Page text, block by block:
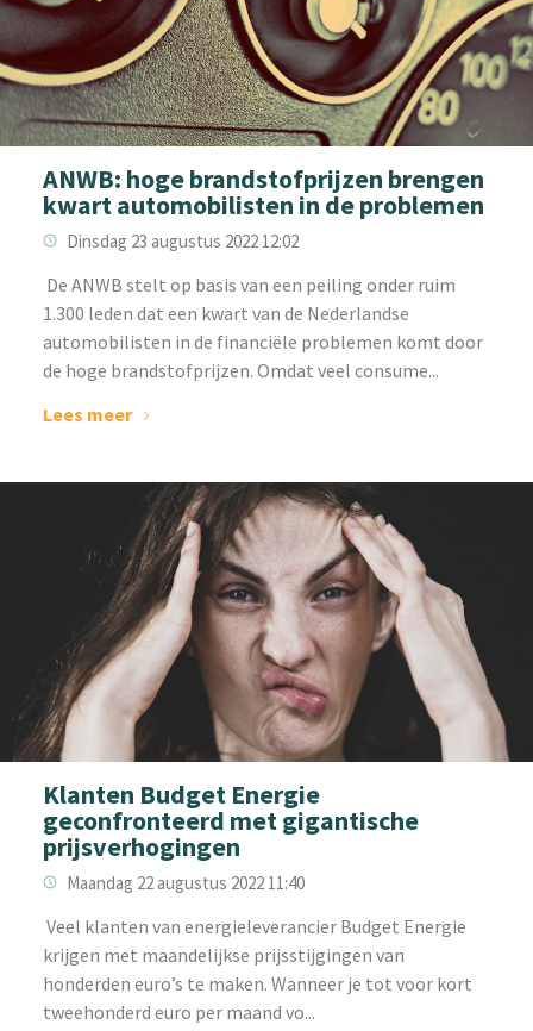
ANWB: hoge brandstofprijzen brengen
kwart automobilisten in de problemen
Dinsdag 23 augustus 2022 12:02
‌ De ANWB stelt op basis van een peiling onder ruim
1.300 leden dat een kwart van de Nederlandse
automobilisten in de financiële problemen komt door
de hoge brandstofprijzen. Omdat veel consume...
Lees meer
Klanten Budget Energie
geconfronteerd met gigantische
prijsverhogingen
Maandag 22 augustus 2022 11:40
‌ Veel klanten van energieleverancier Budget Energie
krijgen met maandelijkse prijsstijgingen van
honderden euro’s te maken. Wanneer je tot voor kort
tweehonderd euro per maand vo...